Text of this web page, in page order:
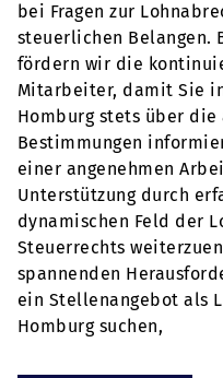
bei Fragen zur
steuerlichen Belangen.
fördern wir die
Mitarbeiter, damit Sie
Homburg stets über
Bestimmungen
einer angenehmen
Unterstützung durch
dynamischen Feld der
Steuerrechts
spannenden
ein Stellenangebot als
Homburg suchen,